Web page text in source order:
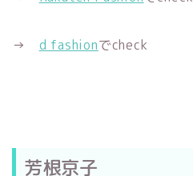
→ d fashionでcheck
芳根京子